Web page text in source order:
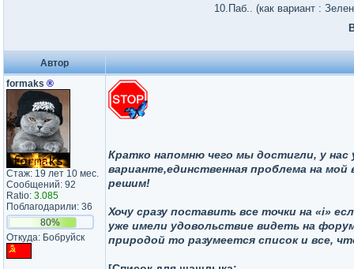
10.Паб.. (как вариант :
Автор
formaks ®
Стаж: 19 лет 10 мес.
Сообщений: 92
Ratio: 3.085
Поблагодарили: 36
80%
Откуда: Бобруйск
Кратко напомню чего мы достигли, у
варианте,единственная проблема на
решим!
Хочу сразу поставить все точки на «i»
уже имели удовольствие видеть на
природой то разумеется список и все,